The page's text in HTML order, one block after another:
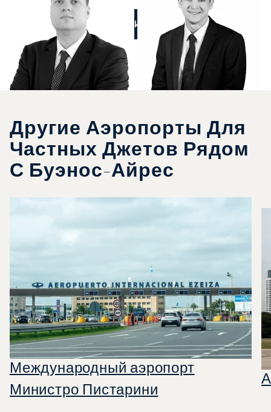
ПОЗВОНИТЕ НАМ
Другие Аэропорты Для
Частных Джетов Рядом
С Буэнос-Айрес
Международный аэропорт
Министро Пистарини